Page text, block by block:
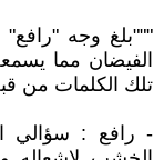
"""بلغ وجه "رافع"
الفيضان مما
تلك الكلمات من
- رافع : سؤالي